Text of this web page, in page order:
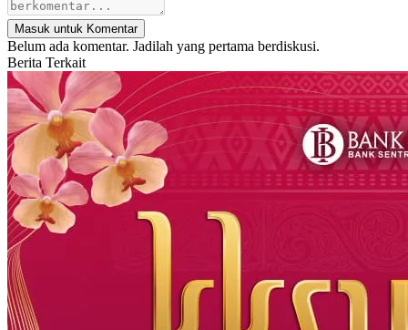
Masuk untuk Komentar
Belum ada komentar. Jadilah yang pertama berdiskusi.
Berita Terkait